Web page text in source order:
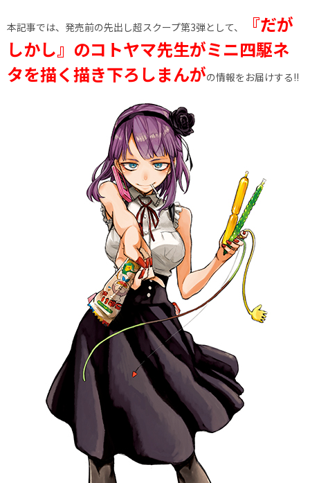
本記事では、発売前の先出し超スクープ第3弾として、
『だが
しかし』のコトヤマ先生がミニ四駆ネ
タを描く描き下ろしまんがの情報をお届けする!!